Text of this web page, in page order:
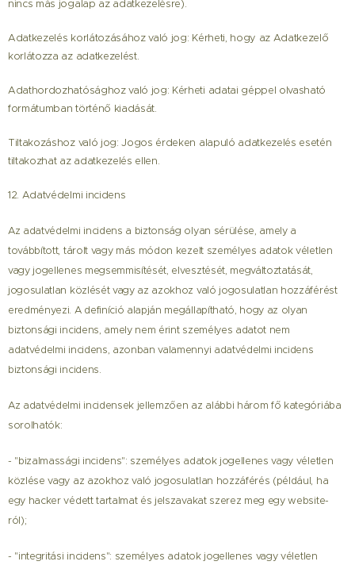
nincs más jogalap az adatkezelésre).
Adatkezelés korlátozásához való jog: Kérheti, hogy az Adatkezelő
korlátozza az adatkezelést.
Adathordozhatósághoz való jog: Kérheti adatai géppel olvasható
formátumban történő kiadását.
Tiltakozáshoz való jog: Jogos érdeken alapuló adatkezelés esetén
tiltakozhat az adatkezelés ellen.
12. Adatvédelmi incidens
Az adatvédelmi incidens a biztonság olyan sérülése, amely a
továbbított, tárolt vagy más módon kezelt személyes adatok véletlen
vagy jogellenes megsemmisítését, elvesztését, megváltoztatását,
jogosulatlan közlését vagy az azokhoz való jogosulatlan hozzáférést
eredményezi. A definíció alapján megállapítható, hogy az olyan
biztonsági incidens, amely nem érint személyes adatot nem
adatvédelmi incidens, azonban valamennyi adatvédelmi incidens
biztonsági incidens.
Az adatvédelmi incidensek jellemzően az alábbi három fő kategóriába
sorolhatók:
- "bizalmassági incidens": személyes adatok jogellenes vagy véletlen
közlése vagy az azokhoz való jogosulatlan hozzáférés (például, ha
egy hacker védett tartalmat és jelszavakat szerez meg egy website-
ról);
- "integritási incidens": személyes adatok jogellenes vagy véletlen